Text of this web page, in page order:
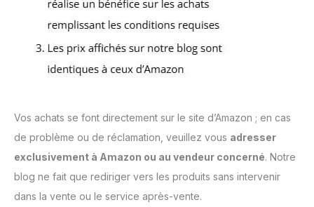
Vos achats se font directement sur le site d’Amazon ; en cas
de problème ou de réclamation, veuillez vous adresser
exclusivement à Amazon ou au vendeur concerné. Notre
blog ne fait que rediriger vers les produits sans intervenir
dans la vente ou le service après-vente.